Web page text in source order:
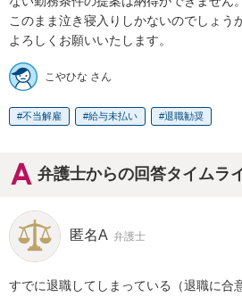
このまま泣き寝入りしかないのでしょうか
よろしくお願いいたします。
こやひな さん
不当解雇 給与未払い 退職勧奨
弁護士からの回答タイムラ
匿名A 弁護士
すでに退職してしまっている（退職に合